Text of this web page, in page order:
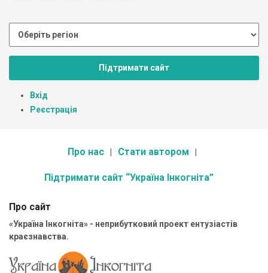
Підтримати сайт
Вхід
Реєстрація
Про нас Стати автором
Підтримати сайт “Україна Інкогніта”
Про сайт
«Україна Інкогніта» - неприбутковий проект ентузіастів
краєзнавства.